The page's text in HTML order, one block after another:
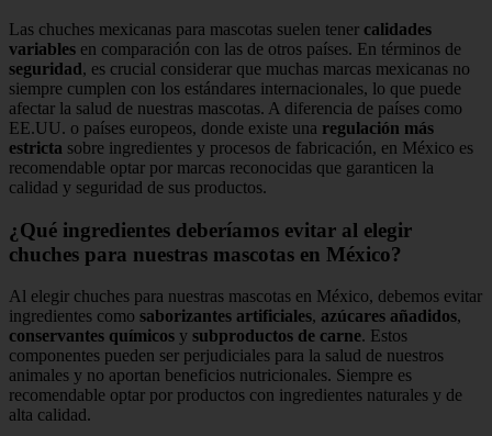
Las chuches mexicanas para mascotas suelen tener calidades
variables en comparación con las de otros países. En términos de
seguridad, es crucial considerar que muchas marcas mexicanas no
siempre cumplen con los estándares internacionales, lo que puede
afectar la salud de nuestras mascotas. A diferencia de países como
EE.UU. o países europeos, donde existe una regulación más
estricta sobre ingredientes y procesos de fabricación, en México es
recomendable optar por marcas reconocidas que garanticen la
calidad y seguridad de sus productos.
¿Qué ingredientes deberíamos evitar al elegir
chuches para nuestras mascotas en México?
Al elegir chuches para nuestras mascotas en México, debemos evitar
ingredientes como saborizantes artificiales, azúcares añadidos,
conservantes químicos y subproductos de carne. Estos
componentes pueden ser perjudiciales para la salud de nuestros
animales y no aportan beneficios nutricionales. Siempre es
recomendable optar por productos con ingredientes naturales y de
alta calidad.